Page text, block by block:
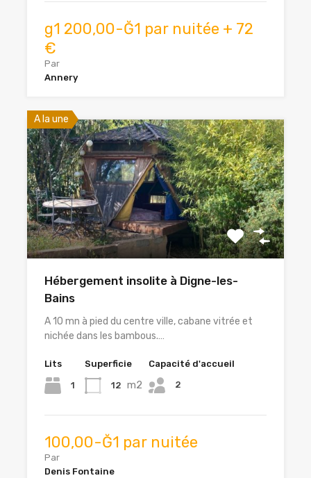
g1 200,00-Ğ1 par nuitée + 72
€
Par
Annery
A la une
Hébergement insolite à Digne-les-
Bains
A 10 mn à pied du centre ville, cabane vitrée et
nichée dans les bambous.…
Lits
1
Superficie
12 m2
Capacité d'accueil
2
100,00-Ğ1 par nuitée
Par
Denis Fontaine